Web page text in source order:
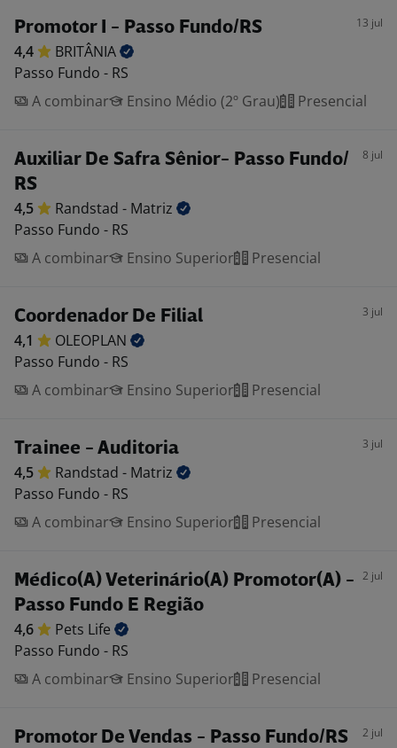
Promotor I - Passo Fundo/RS 13 jul
4,4
BRITÂNIA
Passo Fundo - RS
A combinar
Ensino Médio (2º Grau) Presencial
Auxiliar De Safra Sênior- Passo Fundo/
RS
8 jul
4,5 Randstad - Matriz
Passo Fundo - RS
A combinar
Ensino Superior Presencial
Coordenador De Filial 3 jul
4,1
OLEOPLAN
Passo Fundo - RS
A combinar
Ensino Superior Presencial
Trainee - Auditoria 3 jul
4,5 Randstad - Matriz
Passo Fundo - RS
A combinar
Ensino Superior Presencial
Médico(A) Veterinário(A) Promotor(A) -
Passo Fundo E Região
2 jul
4,6 Pets Life
Passo Fundo - RS
A combinar
Ensino Superior Presencial
Promotor De Vendas - Passo Fundo/RS 2 jul